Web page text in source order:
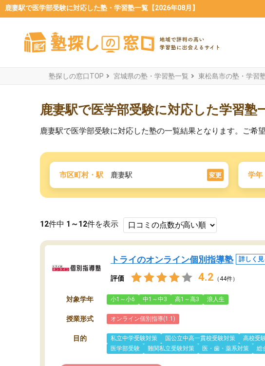
鹿妻駅で医学部受験に対応した塾・学習塾一覧【2026年08月】
塾探しの窓口TOP 宮城県の塾・学習塾一覧 東松島市の塾・学習
鹿妻駅で医学部受験に対応した学習塾
鹿妻駅で医学部受験に対応した塾の一覧結果となります。ご希
市区町村・駅 鹿妻駅 変更 学年
12件中 1～12件を表示
トライのオンライン個別指導塾 詳しく見
評価 4.2 （44件）
対象学年 小1～小6 中1～中3 高1～高3 浪人生
授業形式 オンライン個別指導(1:1)
目的 私立中学受験対策 国公立中高一貫校受験対策 高校受
医学部受験
難関私立受験対策 医・歯・薬系対策 総